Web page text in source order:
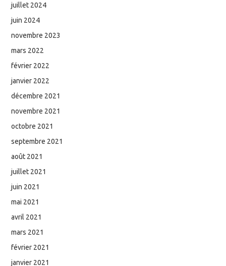
juillet 2024
juin 2024
novembre 2023
mars 2022
février 2022
janvier 2022
décembre 2021
novembre 2021
octobre 2021
septembre 2021
août 2021
juillet 2021
juin 2021
mai 2021
avril 2021
mars 2021
février 2021
janvier 2021